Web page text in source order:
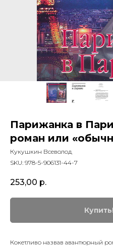
Парижанка в
роман или
Кукушкин Всеволод
SKU: 978-5-906131-44-7
253,00 р.
Купить!
Кокетливо назвав авантюрный